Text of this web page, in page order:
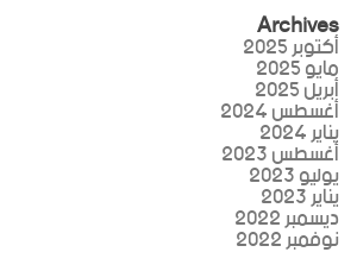
Archives
أكتوبر 2025
مايو 2025
أبريل 2025
أغسطس 2024
يناير 2024
أغسطس 2023
يوليو 2023
يناير 2023
ديسمبر 2022
نوفمبر 2022